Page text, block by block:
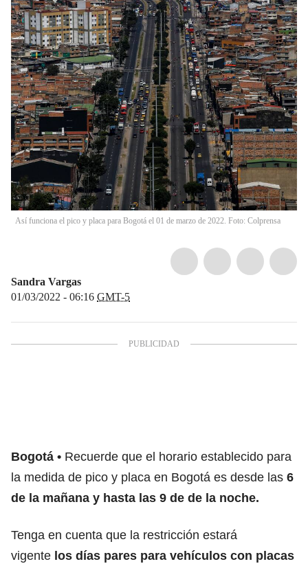
Así funciona el pico y placa para Bogotá el 01 de marzo de 2022. Foto: Colprensa
Sandra Vargas
01/03/2022 - 06:16 GMT-5
Bogotá
Recuerde que el horario establecido para
la medida de pico y placa en Bogotá es desde las 6
de la mañana y hasta las 9 de de la noche.
Tenga en cuenta que la restricción estará
vigente los días pares para vehículos con placas